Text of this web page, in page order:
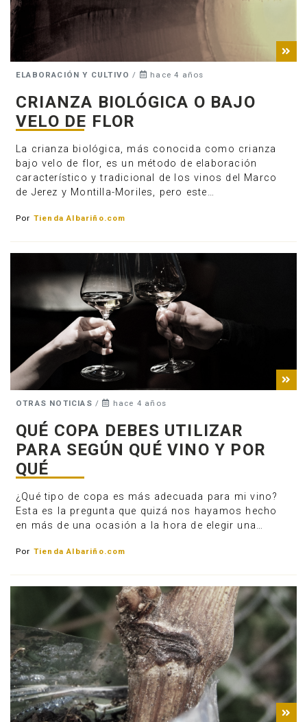
ELABORACIÓN Y CULTIVO / hace 4 años
CRIANZA BIOLÓGICA O BAJO
VELO DE FLOR
La crianza biológica, más conocida como crianza
bajo velo de flor, es un método de elaboración
característico y tradicional de los vinos del Marco
de Jerez y Montilla-Moriles, pero este…
Por Tienda Albariño.com
OTRAS NOTICIAS / hace 4 años
QUÉ COPA DEBES UTILIZAR
PARA SEGÚN QUÉ VINO Y POR
QUÉ
¿Qué tipo de copa es más adecuada para mi vino?
Esta es la pregunta que quizá nos hayamos hecho
en más de una ocasión a la hora de elegir una…
Por Tienda Albariño.com